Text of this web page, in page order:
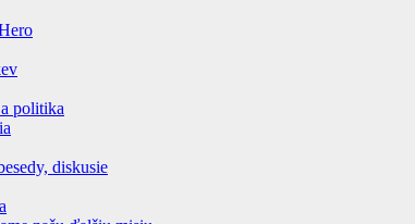
politika
diskusie